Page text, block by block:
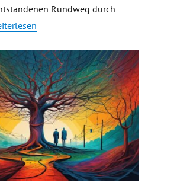
Rundweg durch
Rundgang Baumriesenpfad der